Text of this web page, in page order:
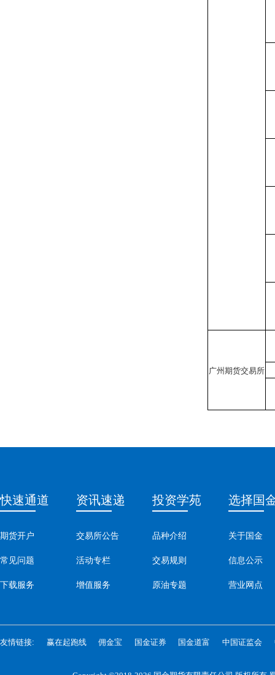
广州期货交易所
快速通道
期货开户
常见问题
下载服务
资讯速递
交易所公告
活动专栏
增值服务
投资学苑
品种介绍
交易规则
原油专题
选择国
关于国金
信息公示
营业网点
友情链接: 赢在起跑线 佣金宝 国金证券 国金道富 中国证监会